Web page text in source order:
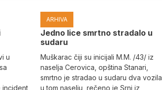
u
incident
ARHIVA
Јedno lice smrtno stradalo u
sudaru
Muškarac čiji su inicijali M.M. /43/ iz
naselja Cerovica, opština Stanari,
smrtno je stradao u sudaru dva vozila
u tom naselju, rečeno je Srni iz